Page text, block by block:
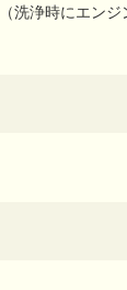
浄時にエン